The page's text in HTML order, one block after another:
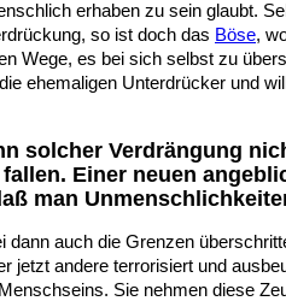
erhaben zu sein glaubt.
so ist doch das Böse,
Wege, es bei sich selbst zu
ehemaligen Unterdrücker und
solcher Verdrängung
Einer neuen
man
dann auch die Grenzen
jetzt andere terrorisiert und
Sie nehmen diese